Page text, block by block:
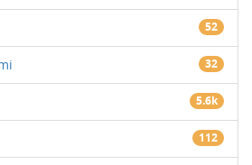
52
32
5.6k
112